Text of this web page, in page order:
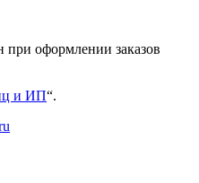
при оформлении заказов
и ИП“.